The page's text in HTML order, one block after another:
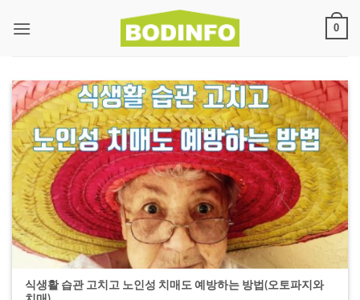
0
식생활 습관 고치고 노인성 치매도 예방하는 방법(오토파지와